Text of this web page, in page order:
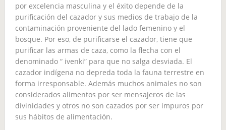
por excelencia masculina y el éxito depende de la
purificación del cazador y sus medios de trabajo de la
contaminación proveniente del lado femenino y el
bosque. Por eso, de purificarse el cazador, tiene que
purificar las armas de caza, como la flecha con el
denominado “ ivenki” para que no salga desviada. El
cazador indígena no depreda toda la fauna terrestre en
forma irresponsable. Además muchos animales no son
considerados alimentos por ser mensajeros de las
divinidades y otros no son cazados por ser impuros por
sus hábitos de alimentación.